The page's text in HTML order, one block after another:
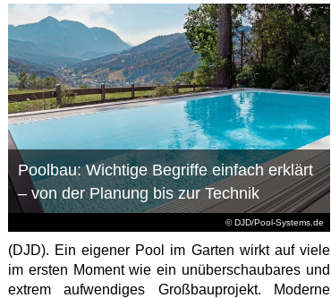
© DJD/Pool-Systems.de
Poolbau: Wichtige Begriffe einfach erklärt
– von der Planung bis zur Technik
(DJD). Ein eigener Pool im Garten wirkt auf viele
im ersten Moment wie ein unüberschaubares und
extrem aufwendiges Großbauprojekt. Moderne